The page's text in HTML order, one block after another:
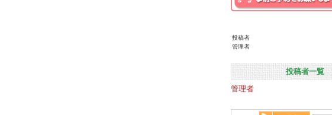
投稿者
管理者
投稿者一覧
管理者